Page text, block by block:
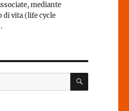
mediante
di vita (life cycle
CERCA